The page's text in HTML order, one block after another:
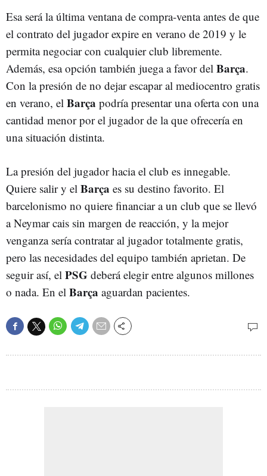
Esa será la última ventana de compra-venta antes de que
el contrato del jugador expire en verano de 2019 y le
permita negociar con cualquier club libremente.
Además, esa opción también juega a favor del Barça.
Con la presión de no dejar escapar al mediocentro gratis
en verano, el Barça podría presentar una oferta con una
cantidad menor por el jugador de la que ofrecería en
una situación distinta.
La presión del jugador hacia el club es innegable.
Quiere salir y el Barça es su destino favorito. El
barcelonismo no quiere financiar a un club que se llevó
a Neymar cais sin margen de reacción, y la mejor
venganza sería contratar al jugador totalmente gratis,
pero las necesidades del equipo también aprietan. De
seguir así, el PSG deberá elegir entre algunos millones
o nada. En el Barça aguardan pacientes.